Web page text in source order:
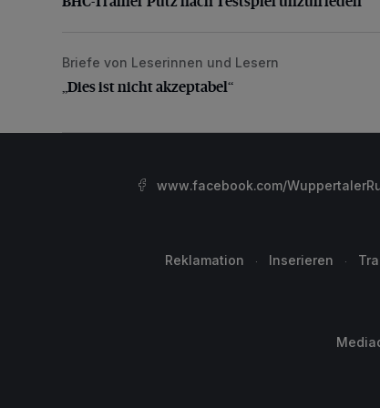
„Dies ist nicht akzeptabel“
Briefe von Leserinnen und Lesern
„Dies ist nicht akzeptabel“
www.facebook.com/
Reklamation Inserieren